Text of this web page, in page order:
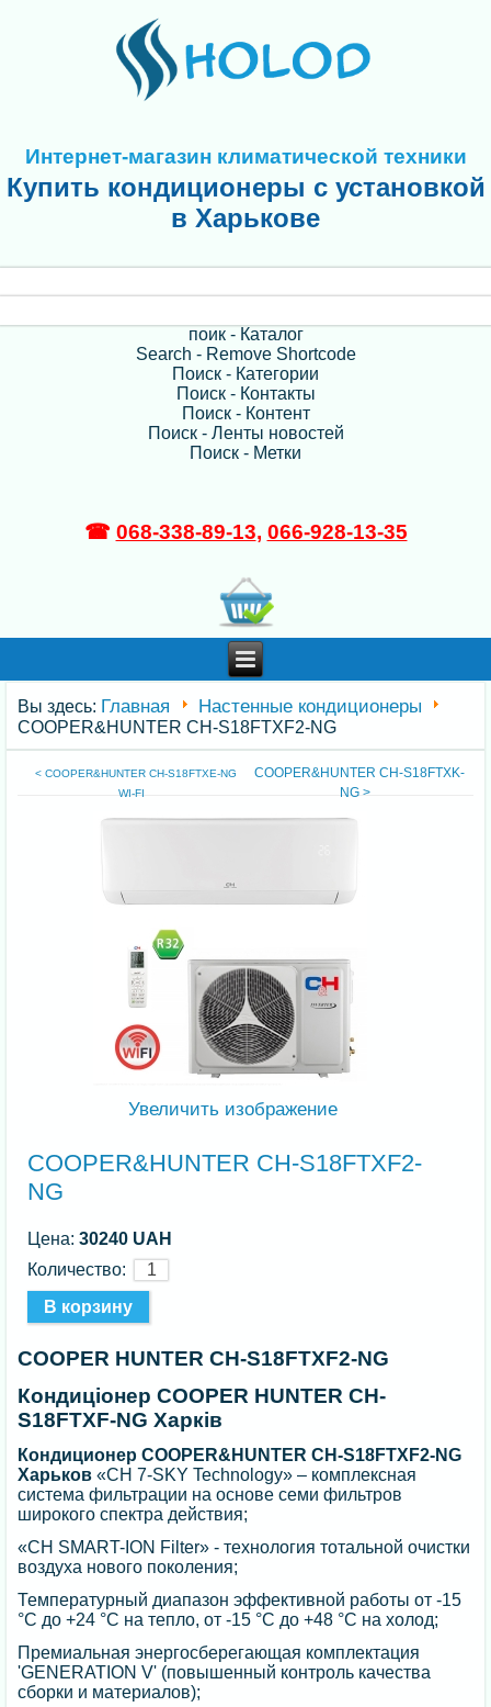
Интернет-магазин климатической техники
Купить кондиционеры с установкой
в Харькове
поик - Каталог
Search - Remove Shortcode
Поиск - Категории
Поиск - Контакты
Поиск - Контент
Поиск - Ленты новостей
Поиск - Метки
☎ 068-338-89-13, 066-928-13-35
Вы здесь: Главная Настенные кондиционеры
COOPER&HUNTER CH-S18FTXF2-NG
< COOPER&HUNTER CH-S18FTXE-NG
WI-FI
COOPER&HUNTER CH-S18FTXK-
NG >
Увеличить изображение
COOPER&HUNTER CH-S18FTXF2-
NG
Цена:30240 UAH
Количество:
COOPER HUNTER CH-S18FTXF2-NG
Кондиціонер COOPER HUNTER CH-
S18FTXF-NG Харків
Кондиционер COOPER&HUNTER CH-S18FTXF2-NG
Харьков «CH 7-SKY Technology» – комплексная
система фильтрации на основе семи фильтров
широкого спектра действия;
«CH SMART-ION Filter» - технология тотальной очистки
воздуха нового поколения;
Температурный диапазон эффективной работы от -15
°C до +24 °C на тепло, от -15 °C до +48 °C на холод;
Премиальная энергосберегающая комплектация
'GENERATION V' (повышенный контроль качества
сборки и материалов);